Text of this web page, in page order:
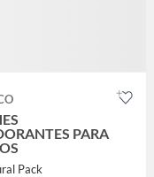
PARA
Pack